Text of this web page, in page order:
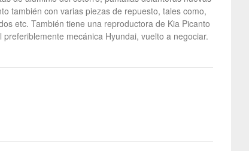
también con varias piezas de repuesto, tales como,
etc. También tiene una reproductora de Kia Picanto
mecánica Hyundai, vuelto a negociar.